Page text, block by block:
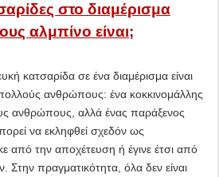
στο διαμέρισμα
αλμπίνο είναι;
κατσαρίδα σε ένα διαμέρισμα είναι
ανθρώπους: ένα κοκκινομάλλης
ανθρώπους, αλλά ένας παράξενος
να εκληφθεί σχεδόν ως
από την αποχέτευση ή έγινε έτσι από
πραγματικότητα, όλα δεν είναι